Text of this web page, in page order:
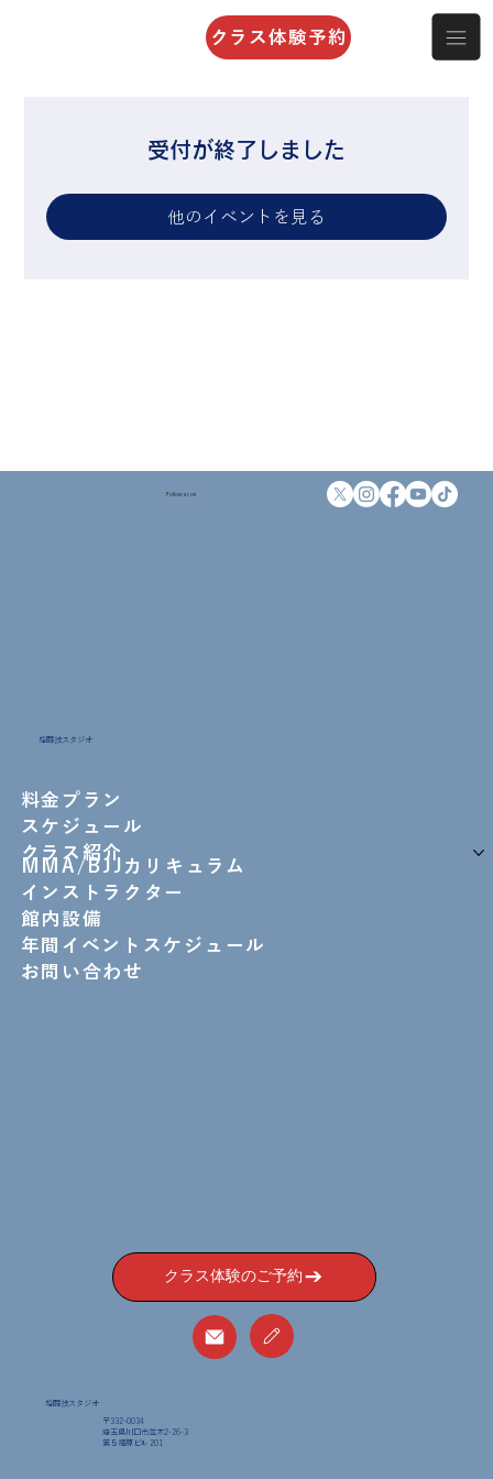
クラス体験予約
受付が終了しました
他のイベントを見る
Follow us on
格闘技スタジオ
料金プラン
スケジュール
クラス紹介
MMA/BJJカリキュラム
インストラクター
館内設備
年間イベントスケジュール
お問い合わせ
クラス体験のご予約
格闘技スタジオ
〒332-0034
埼玉県川口市並木2-26-3
​第５福原ビル 201